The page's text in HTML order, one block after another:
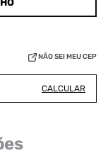
NÃO SEI MEU CEP
CALCULAR